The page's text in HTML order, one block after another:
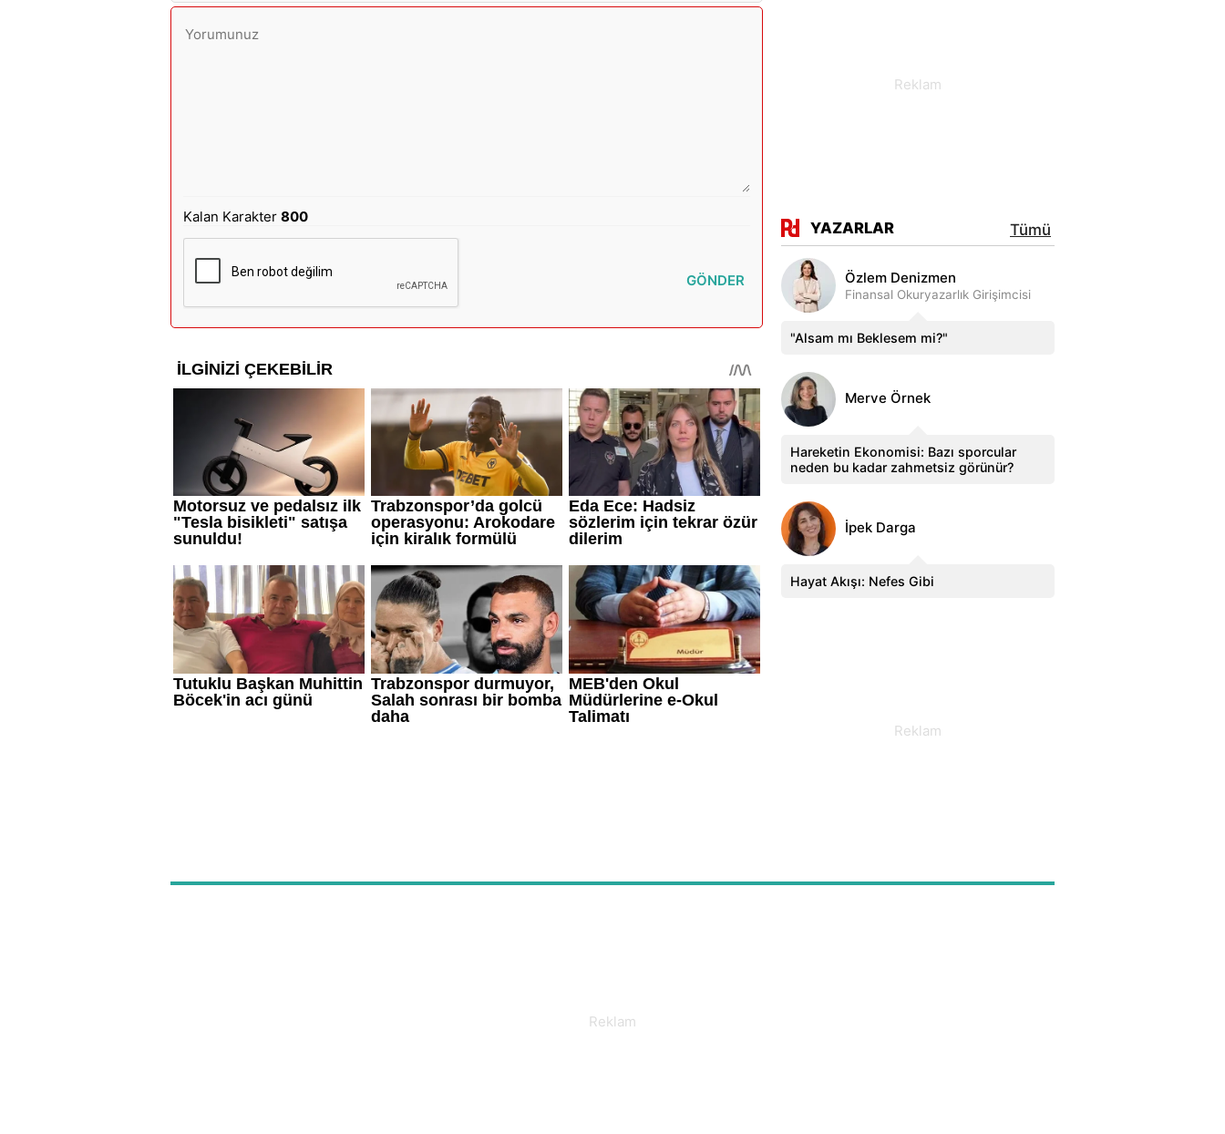
Kalan Karakter800
GÖNDER
YAZARLAR Tümü
Özlem Denizmen
Finansal Okuryazarlık Girişimcisi
"Alsam mı Beklesem mi?"
Merve Örnek
Hareketin Ekonomisi: Bazı sporcular
neden bu kadar zahmetsiz görünür?
İpek Darga
Hayat Akışı: Nefes Gibi